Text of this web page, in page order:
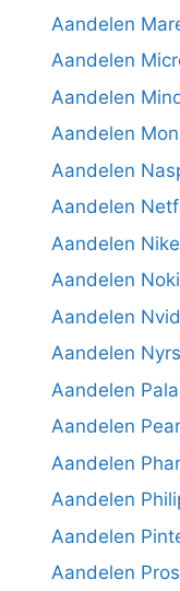
Aandelen
Aandelen
Aandelen
Aandelen
Aandelen
Aandelen
Aandelen
Aandelen
Aandelen
Aandelen
Aandelen
Aandelen
Aandelen
Aandelen
Aandelen
Aandelen